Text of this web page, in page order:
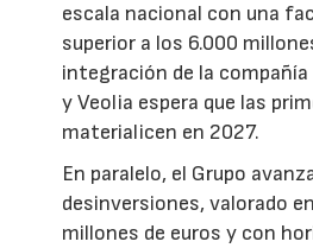
escala nacional con una
superior a los 6.000
integración de la
y Veolia espera que las
materialicen en 2027.
En paralelo, el Grupo
desinversiones, valorado
millones de euros y con